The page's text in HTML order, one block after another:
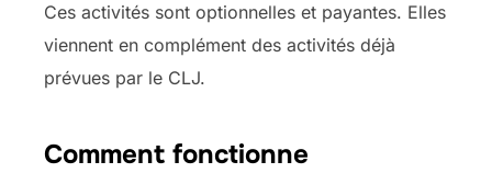
Ces activités sont optionnelles et payantes. Elles
viennent en complément des activités déjà
prévues par le CLJ.
Comment fonctionne